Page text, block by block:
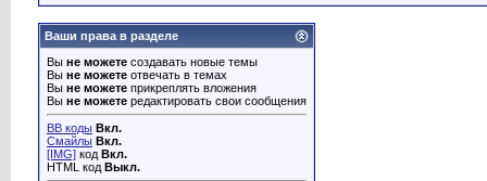
Ваши права в разделе
Вы не можете создавать новые темы
Вы не можете отвечать в темах
Вы не можете прикреплять вложения
Вы не можете редактировать свои сообщения
BB коды Вкл.
Смайлы Вкл.
[IMG] код Вкл.
HTML код Выкл.